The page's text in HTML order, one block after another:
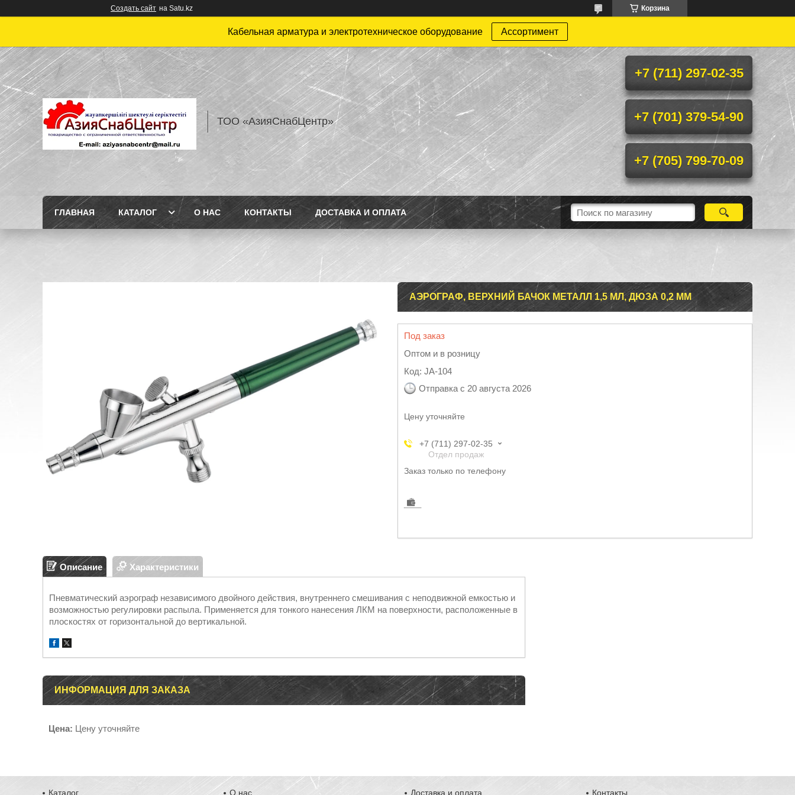
Создать сайт на Satu.kz Корзина
Кабельная арматура и электротехническое оборудование Ассортимент
ТОО «АзияСнабЦентр»
+7 (711) 297-02-35
+7 (701) 379-54-90
+7 (705) 799-70-09
ГЛАВНАЯ КАТАЛОГ О НАС КОНТАКТЫ ДОСТАВКА И ОПЛАТА
АЭРОГРАФ, ВЕРХНИЙ БАЧОК МЕТАЛЛ 1,5 МЛ, ДЮЗА 0,2 ММ
Под заказ
Оптом и в розницу
Код: JA-104
Отправка с 20 августа 2026
Цену уточняйте
+7 (711) 297-02-35
Отдел продаж
Заказ только по телефону
Описание Характеристики
Пневматический аэрограф независимого двойного действия, внутреннего смешивания с неподвижной емкостью и
возможностью регулировки распыла. Применяется для тонкого нанесения ЛКМ на поверхности, расположенные в
плоскостях от горизонтальной до вертикальной.
ИНФОРМАЦИЯ ДЛЯ ЗАКАЗА
Цена: Цену уточняйте
Каталог О нас Доставка и оплата Контакты